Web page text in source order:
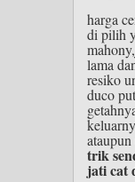
harga
di pilih
lama
resiko
duco
trik
jati cat